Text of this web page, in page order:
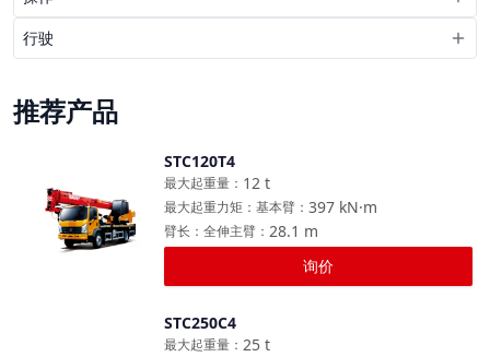
行驶
推荐产品
STC120T4
12 t
最大起重量 ：
397 kN·m
最大起重力矩：基本臂 ：
28.1 m
臂长：全伸主臂 ：
询价
STC250C4
25 t
最大起重量 ：